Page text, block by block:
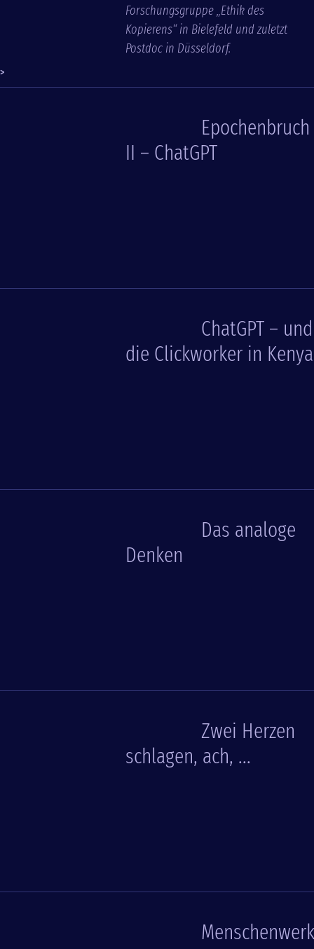
Forschungsgruppe „Ethik des
Kopierens“ in Bielefeld und zuletzt
Postdoc in Düsseldorf.
>
Epochenbruch
II – ChatGPT
ChatGPT – und
die Clickworker in Kenya
Das analoge
Denken
Zwei Herzen
schlagen, ach, ...
Menschenwerk